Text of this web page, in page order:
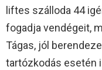
liftes szálloda 44
fogadja vendégeit,
Tágas, jól
tartózkodás esetén